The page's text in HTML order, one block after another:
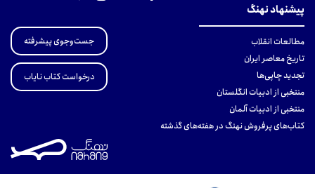
پیشنهاد نهنگ
مطالعات انقلاب
تاریخ معاصر ایران
تجدید چاپی‌ها
منتخبی از ادبیات انگلستان
منتخبی از ادبیات آلمان
کتاب‌های پرفروش نهنگ در هفته‌های گذشته
جست‌وجوی پیشرفته
درخواست کتاب نایاب